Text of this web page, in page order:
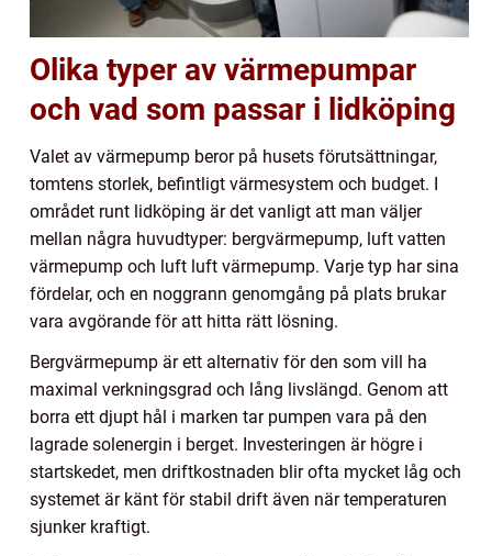
Olika typer av värmepumpar
och vad som passar i lidköping
Valet av värmepump beror på husets förutsättningar,
tomtens storlek, befintligt värmesystem och budget. I
området runt lidköping är det vanligt att man väljer
mellan några huvudtyper: bergvärmepump, luft vatten
värmepump och luft luft värmepump. Varje typ har sina
fördelar, och en noggrann genomgång på plats brukar
vara avgörande för att hitta rätt lösning.
Bergvärmepump är ett alternativ för den som vill ha
maximal verkningsgrad och lång livslängd. Genom att
borra ett djupt hål i marken tar pumpen vara på den
lagrade solenergin i berget. Investeringen är högre i
startskedet, men driftkostnaden blir ofta mycket låg och
systemet är känt för stabil drift även när temperaturen
sjunker kraftigt.